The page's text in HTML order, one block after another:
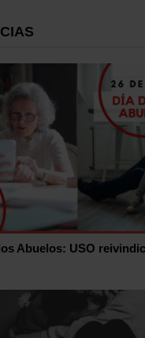
Abuelos: USO